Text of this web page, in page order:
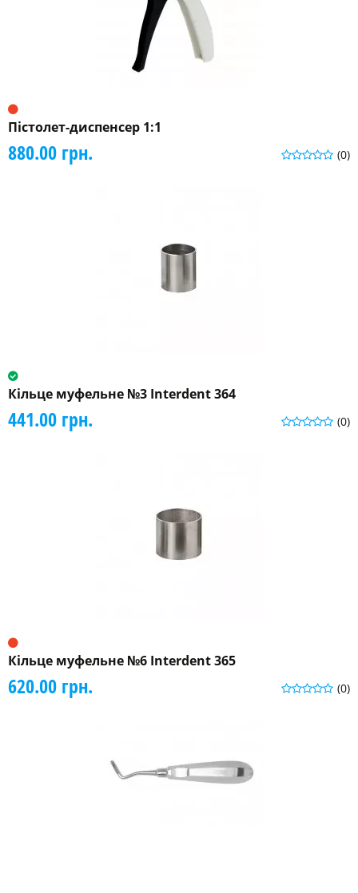
Пістолет-диспенсер 1:1
(0)
880.00 грн.
Кільце муфельне №3 Interdent 364
(0)
441.00 грн.
Кільце муфельне №6 Interdent 365
(0)
620.00 грн.